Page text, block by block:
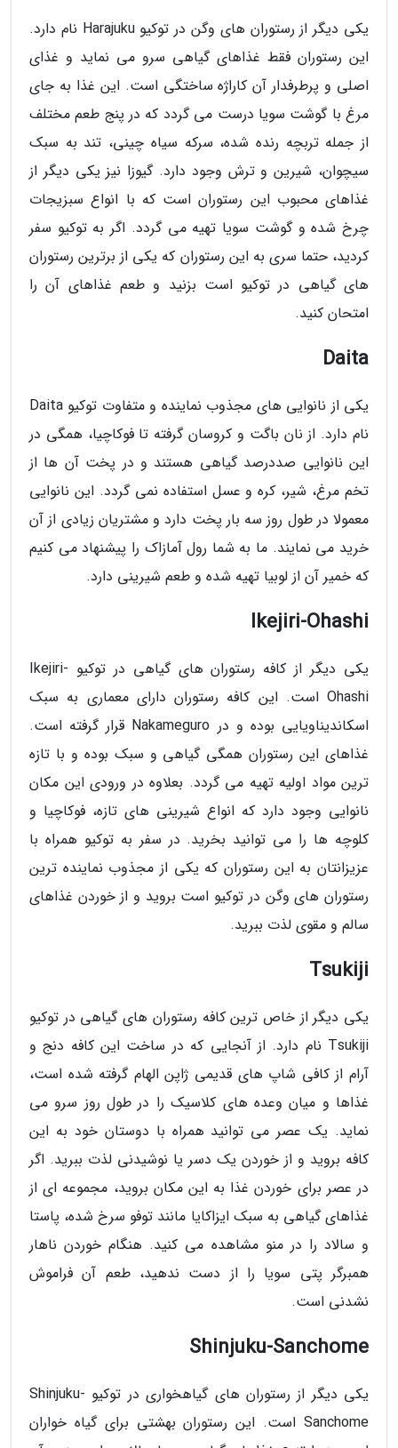
یکی دیگر از رستوران های وگن در توکیو Harajuku نام دارد.
این رستوران فقط غذاهای گیاهی سرو می نماید و غذای
اصلی و پرطرفدار آن کاراژه ساختگی است. این غذا به جای
مرغ با گوشت سویا درست می گردد که در پنج طعم مختلف
از جمله تربچه رنده شده، سرکه سیاه چینی، تند به سبک
سیچوان، شیرین و ترش وجود دارد. گیوزا نیز یکی دیگر از
غذاهای محبوب این رستوران است که با انواع سبزیجات
چرخ شده و گوشت سویا تهیه می گردد. اگر به توکیو سفر
کردید، حتما سری به این رستوران که یکی از برترین رستوران
های گیاهی در توکیو است بزنید و طعم غذاهای آن را
امتحان کنید.
Daita
یکی از نانوایی های مجذوب نماینده و متفاوت توکیو Daita
نام دارد. از نان باگت و کروسان گرفته تا فوکاچیا، همگی در
این نانوایی صددرصد گیاهی هستند و در پخت آن ها از
تخم مرغ، شیر، کره و عسل استفاده نمی گردد. این نانوایی
معمولا در طول روز سه بار پخت دارد و مشتریان زیادی از آن
خرید می نمایند. ما به شما رول آمازاک را پیشنهاد می کنیم
که خمیر آن از لوبیا تهیه شده و طعم شیرینی دارد.
Ikejiri-Ohashi
یکی دیگر از کافه رستوران های گیاهی در توکیو Ikejiri-
Ohashi است. این کافه رستوران دارای معماری به سبک
اسکاندیناویایی بوده و در Nakameguro قرار گرفته است.
غذاهای این رستوران همگی گیاهی و سبک بوده و با تازه
ترین مواد اولیه تهیه می گردد. بعلاوه در ورودی این مکان
نانوایی وجود دارد که انواع شیرینی های تازه، فوکاچیا و
کلوچه ها را می توانید بخرید. در سفر به توکیو همراه با
عزیزانتان به این رستوران که یکی از مجذوب نماینده ترین
رستوران های وگن در توکیو است بروید و از خوردن غذاهای
سالم و مقوی لذت ببرید.
Tsukiji
یکی دیگر از خاص ترین کافه رستوران های گیاهی در توکیو
Tsukiji نام دارد. از آنجایی که در ساخت این کافه دنج و
آرام از کافی شاپ های قدیمی ژاپن الهام گرفته شده است،
غذاها و میان وعده های کلاسیک را در طول روز سرو می
نماید. یک عصر می توانید همراه با دوستان خود به این
کافه بروید و از خوردن یک دسر یا نوشیدنی لذت ببرید. اگر
در عصر برای خوردن غذا به این مکان بروید، مجموعه ای از
غذاهای گیاهی به سبک ایزاکایا مانند توفو سرخ شده، پاستا
و سالاد را در منو مشاهده می کنید. هنگام خوردن ناهار
همبرگر پتی سویا را از دست ندهید، طعم آن فراموش
نشدنی است.
Shinjuku-Sanchome
یکی دیگر از رستوران های گیاهخواری در توکیو Shinjuku-
Sanchome است. این رستوران بهشتی برای گیاه خواران